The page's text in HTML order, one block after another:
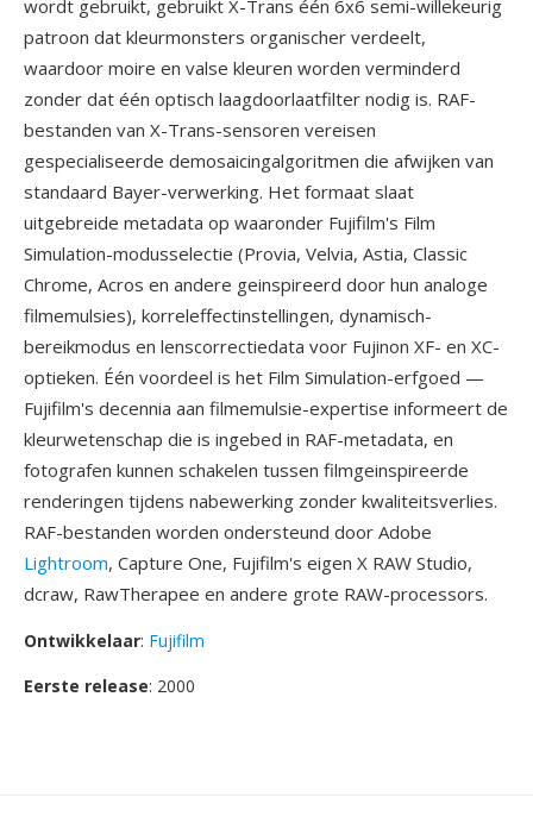
wordt gebruikt, gebruikt X-Trans één 6x6 semi-willekeurig
patroon dat kleurmonsters organischer verdeelt,
waardoor moire en valse kleuren worden verminderd
zonder dat één optisch laagdoorlaatfilter nodig is. RAF-
bestanden van X-Trans-sensoren vereisen
gespecialiseerde demosaicingalgoritmen die afwijken van
standaard Bayer-verwerking. Het formaat slaat
uitgebreide metadata op waaronder Fujifilm's Film
Simulation-modusselectie (Provia, Velvia, Astia, Classic
Chrome, Acros en andere geinspireerd door hun analoge
filmemulsies), korreleffectinstellingen, dynamisch-
bereikmodus en lenscorrectiedata voor Fujinon XF- en XC-
optieken. Één voordeel is het Film Simulation-erfgoed —
Fujifilm's decennia aan filmemulsie-expertise informeert de
kleurwetenschap die is ingebed in RAF-metadata, en
fotografen kunnen schakelen tussen filmgeinspireerde
renderingen tijdens nabewerking zonder kwaliteitsverlies.
RAF-bestanden worden ondersteund door Adobe
Lightroom, Capture One, Fujifilm's eigen X RAW Studio,
dcraw, RawTherapee en andere grote RAW-processors.
Ontwikkelaar: Fujifilm
Eerste release: 2000